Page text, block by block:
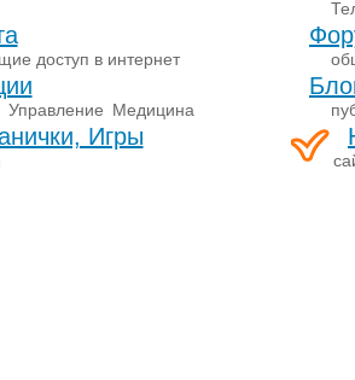
доступ в интернет
Управление Медицина
Игры